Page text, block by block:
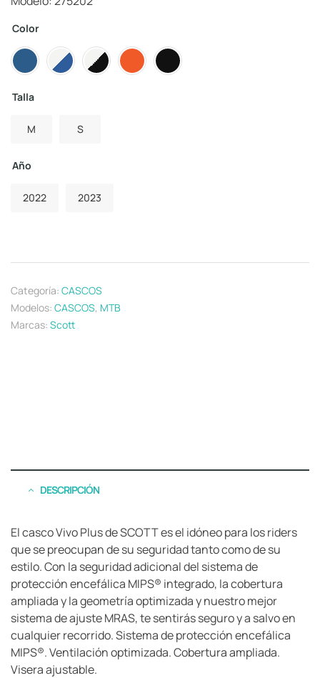
Color
Talla
M S
Año
2022 2023
Categoría: CASCOS
Modelos: CASCOS, MTB
Marcas: Scott
DESCRIPCIÓN
El casco Vivo Plus de SCOTT es el idóneo para los riders
que se preocupan de su seguridad tanto como de su
estilo. Con la seguridad adicional del sistema de
protección encefálica MIPS® integrado, la cobertura
ampliada y la geometría optimizada y nuestro mejor
sistema de ajuste MRAS, te sentirás seguro y a salvo en
cualquier recorrido. Sistema de protección encefálica
MIPS®. Ventilación optimizada. Cobertura ampliada.
Visera ajustable.